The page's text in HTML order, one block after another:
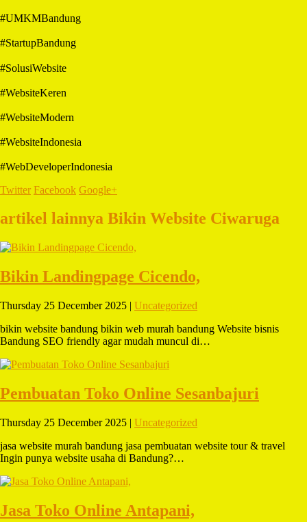
#UMKMBandung
#StartupBandung
#SolusiWebsite
#WebsiteKeren
#WebsiteModern
#WebsiteIndonesia
#WebDeveloperIndonesia
Twitter Facebook Google+
artikel lainnya Bikin Website Ciwaruga
Bikin Landingpage Cicendo,
Thursday 25 December 2025 | Uncategorized
bikin website bandung bikin web murah bandung Website bisnis
Bandung SEO friendly agar mudah muncul di…
Pembuatan Toko Online Sesanbajuri
Thursday 25 December 2025 | Uncategorized
jasa website murah bandung jasa pembuatan website tour & travel
Ingin punya website usaha di Bandung?…
Jasa Toko Online Antapani,